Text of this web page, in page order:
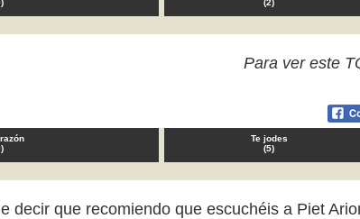
)
(2)
Para ver este
)
Te jodes
(5)
decir que recomiendo que escuchéis a Piet